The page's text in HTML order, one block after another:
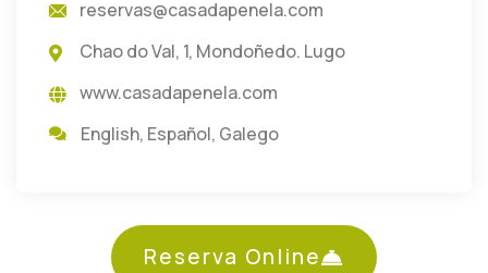
reservas@casadapenela.com
Chao do Val, 1, Mondoñedo. Lugo
www.casadapenela.com
English, Español, Galego
Reserva Online